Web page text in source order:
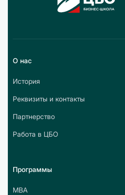
О нас
История
Реквизиты и контакты
Партнерство
Работа в ЦБО
Программы
МВА